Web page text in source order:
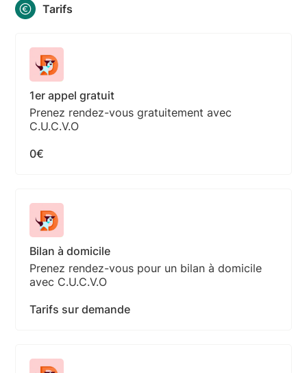
Tarifs
1er appel gratuit
Prenez rendez-vous gratuitement avec
C.U.C.V.O
0€
Bilan à domicile
Prenez rendez-vous pour un bilan à domicile
avec C.U.C.V.O
Tarifs sur demande